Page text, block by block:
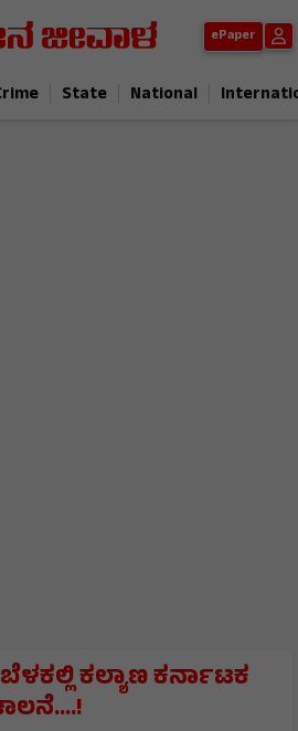
ePaper
State National
ಕಲ್ಯಾಣ ಕರ್ನಾಟಕ